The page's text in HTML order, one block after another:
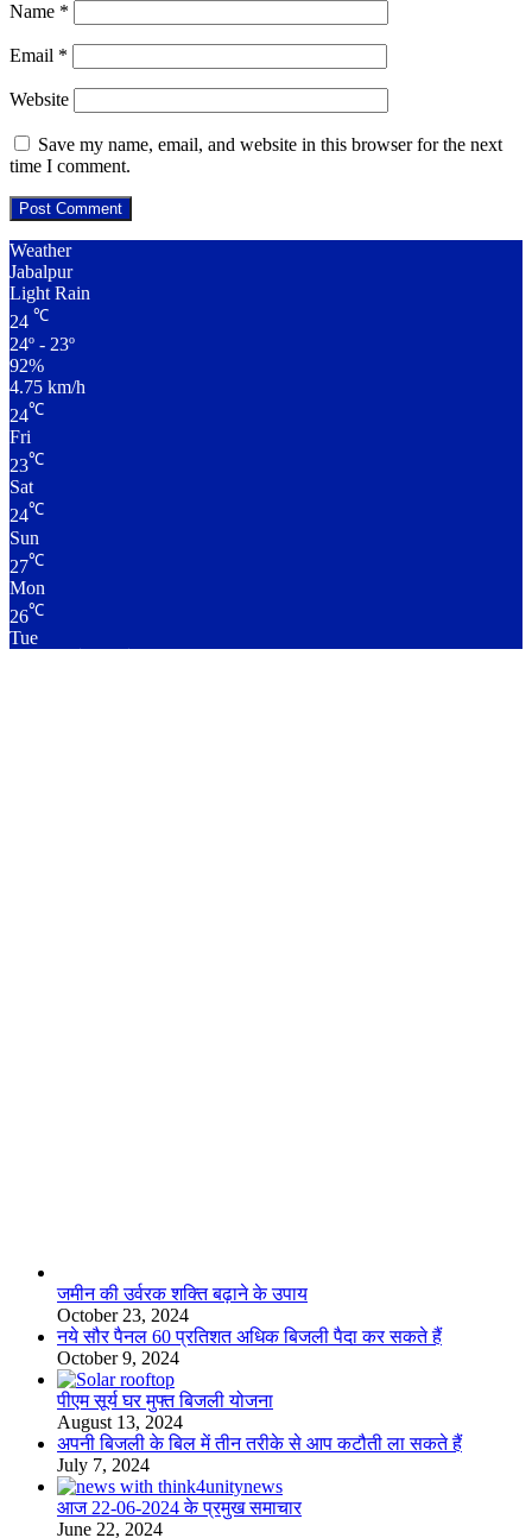
Name *
Email *
Website
Save my name, email, and website in this browser for the next
time I comment.
Weather
Jabalpur
Light Rain
24 ℃
24º - 23º
92%
4.75 km/h
24℃
Fri
23℃
Sat
24℃
Sun
27℃
Mon
26℃
Tue
जमीन की उर्वरक शक्ति बढ़ाने के उपाय
October 23, 2024
नये सौर पैनल 60 प्रतिशत अधिक बिजली पैदा कर सकते हैं
October 9, 2024
पीएम सूर्य घर मुफ्त बिजली योजना
August 13, 2024
अपनी बिजली के बिल में तीन तरीके से आप कटौती ला सकते हैं
July 7, 2024
आज 22-06-2024 के प्रमुख समाचार
June 22, 2024